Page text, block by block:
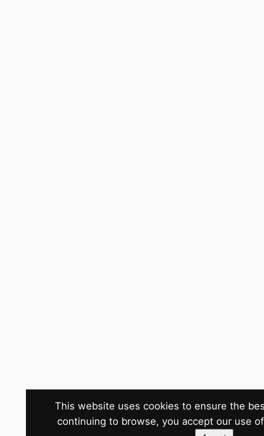
This website uses cookies to ensure the
continuing to browse, you accept our use